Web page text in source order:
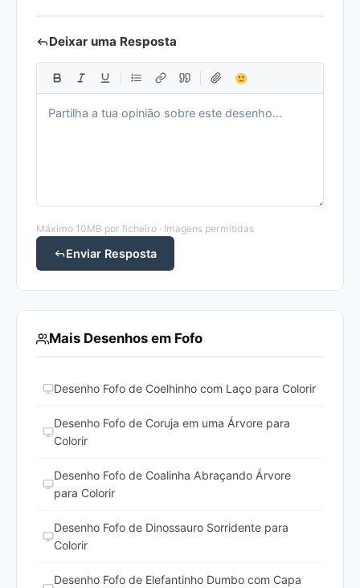
Deixar uma Resposta
Máximo 10MB por ficheiro · Imagens permitidas
Enviar Resposta
Mais Desenhos em Fofo
Desenho Fofo de Coelhinho com Laço para Colorir
Desenho Fofo de Coruja em uma Árvore para
Colorir
Desenho Fofo de Coalinha Abraçando Árvore
para Colorir
Desenho Fofo de Dinossauro Sorridente para
Colorir
Desenho Fofo de Elefantinho Dumbo com Capa